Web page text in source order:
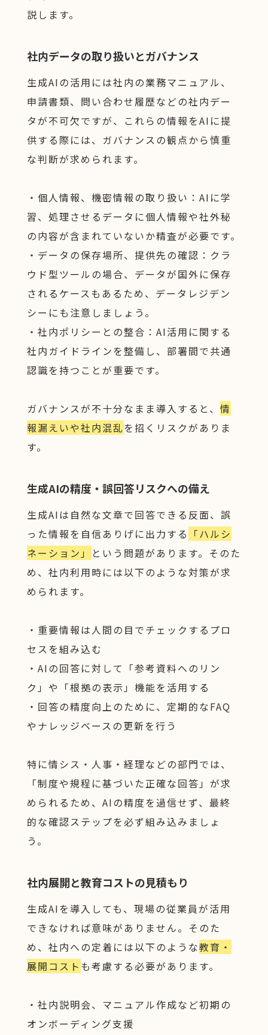
説します。
社内データの取り扱いとガバナンス
生成AIの活用には社内の業務マニュアル、
申請書類、問い合わせ履歴などの社内デー
タが不可欠ですが、これらの情報をAIに提
供する際には、ガバナンスの観点から慎重
な判断が求められます。
・個人情報、機密情報の取り扱い：AIに学
習、処理させるデータに個人情報や社外秘
の内容が含まれていないか精査が必要です。
・データの保存場所、提供先の確認：クラ
ウド型ツールの場合、データが国外に保存
されるケースもあるため、データレジデン
シーにも注意しましょう。
・社内ポリシーとの整合：AI活用に関する
社内ガイドラインを整備し、部署間で共通
認識を持つことが重要です。
ガバナンスが不十分なまま導入すると、 情
報漏えいや社内混乱を招くリスクがありま
す。
生成AIの精度・誤回答リスクへの備え
生成AIは自然な文章で回答できる反面、誤
った情報を自信ありげに出力する 「ハルシ
ネーション」
という問題があります。そのた
め、社内利用時には以下のような対策が求
められます。
・重要情報は人間の目でチェックするプロ
セスを組み込む
・AIの回答に対して「参考資料へのリン
ク」や「根拠の表示」機能を活用する
・回答の精度向上のために、定期的なFAQ
やナレッジベースの更新を行う
特に情シス・人事・経理などの部門では、
「制度や規程に基づいた正確な回答」が求
められるため、AIの精度を過信せず、最終
的な確認ステップを必ず組み込みましょ
う。
社内展開と教育コストの見積もり
生成AIを導入しても、現場の従業員が活用
できなければ意味がありません。そのた
め、社内への定着には以下のような教育・
展開コスト も考慮する必要があります。
・社内説明会、マニュアル作成など初期の
オンボーディング支援